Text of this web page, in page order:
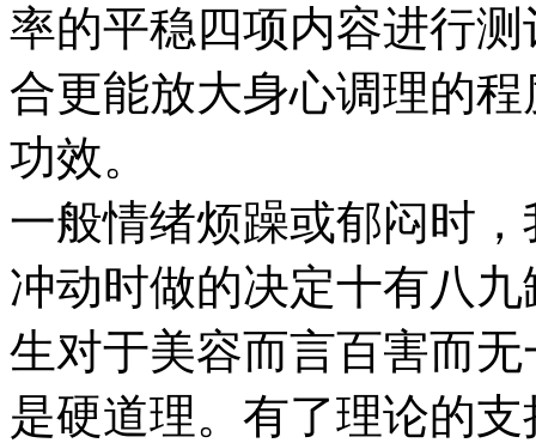
率的平稳四项内容进行
合更能放大身心调理的
功效。
一般情绪烦躁或郁闷时
冲动时做的决定十有八
生对于美容而言百害而
是硬道理。有了理论的